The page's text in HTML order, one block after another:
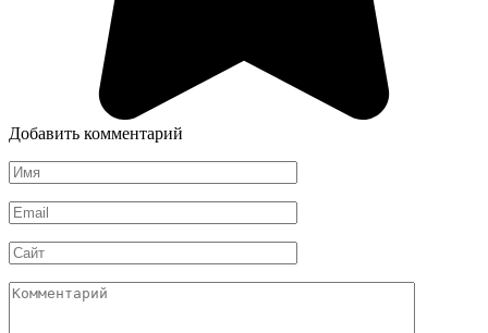
Добавить комментарий
Имя
*
Email
*
Сайт
Комментарий